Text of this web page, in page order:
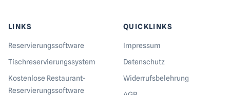
LINKS
Reservierungs­software
Tischreservierungs­system
Kostenlose Restaurant-
Reservierungssoftware
QUICKLINKS
Impressum
Datenschutz
Widerrufsbelehrung